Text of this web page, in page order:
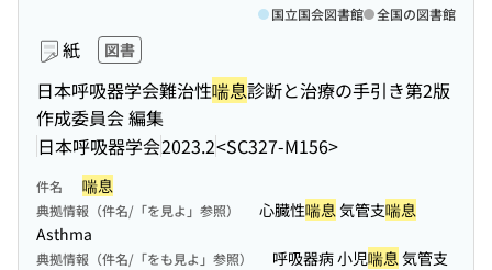
紙 図書
日本呼吸器学会難治性喘息診断と治療の手引き第2版
作成委員会 編集
日本呼吸器学会2023.2<SC327-M156>
国立国会図書館 全国の図書館
件名 喘息
典拠情報（件名/「を見よ」参照） 心臓性喘息気管支喘息
Asthma
典拠情報（件名/「をも見よ」参照） 呼吸器病 小児喘息気管支